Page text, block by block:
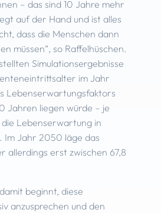
– das sind 10 Jahre mehr
auf der Hand und ist alles
dass die Menschen dann
müssen“, so Raffelhüschen.
Simulationsergebnisse
im Jahr
Lebenserwartungsfaktors
Jahren liegen würde – je
Lebenserwartung in
Im Jahr 2050 läge das
allerdings erst zwischen 67,8
beginnt, diese
anzusprechen und den